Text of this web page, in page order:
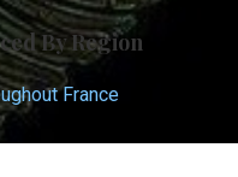
By Region
France